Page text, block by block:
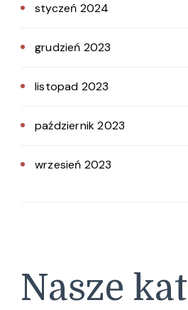
styczeń 2024
grudzień 2023
listopad 2023
październik 2023
wrzesień 2023
Nasze